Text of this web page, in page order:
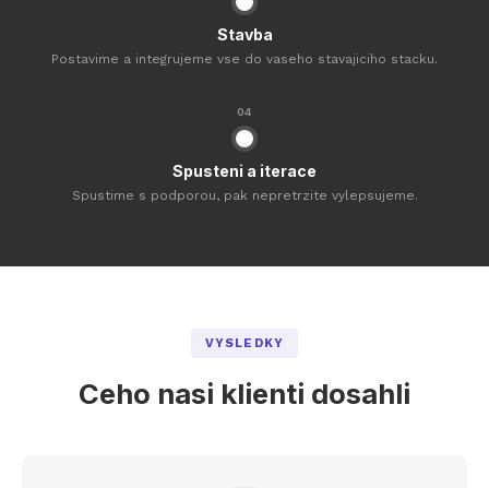
Stavba
Postavime a integrujeme vse do vaseho stavajiciho stacku.
04
Spusteni a iterace
Spustime s podporou, pak nepretrzite vylepsujeme.
VYSLEDKY
Ceho nasi klienti dosahli